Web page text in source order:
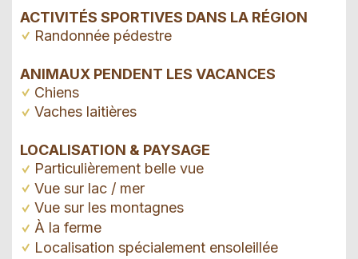
ACTIVITÉS SPORTIVES DANS LA RÉGION
Randonnée pédestre
ANIMAUX PENDENT LES VACANCES
Chiens
Vaches laitières
LOCALISATION & PAYSAGE
Particulièrement belle vue
Vue sur lac / mer
Vue sur les montagnes
À la ferme
Localisation spécialement ensoleillée